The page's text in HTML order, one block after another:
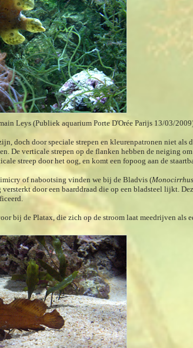
Leys (Publiek aquarium Porte D'Orée Parijs 13/03/
doch door speciale strepen en kleurenpatronen niet
De verticale strepen op de flanken hebben de neiging
streep door het oog, en komt een fopoog aan de
of nabootsing vinden we bij de Bladvis (
door een baarddraad die op een bladsteel lijkt.
bij de Platax, die zich op de stroom laat meedrijven als